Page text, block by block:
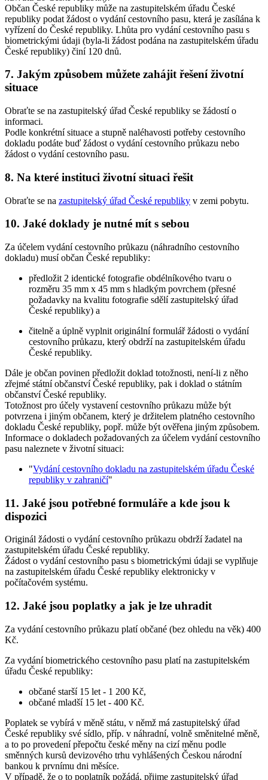
Občan České republiky může na zastupitelském úřadu České
republiky podat žádost o vydání cestovního pasu, která je zasílána k
vyřízení do České republiky. Lhůta pro vydání cestovního pasu s
biometrickými údaji (byla-li žádost podána na zastupitelském úřadu
České republiky) činí 120 dnů.
7. Jakým způsobem můžete zahájit řešení životní
situace
Obraťte se na zastupitelský úřad České republiky se žádostí o
informaci.
Podle konkrétní situace a stupně naléhavosti potřeby cestovního
dokladu podáte buď žádost o vydání cestovního průkazu nebo
žádost o vydání cestovního pasu.
8. Na které instituci životní situaci řešit
Obraťte se na zastupitelský úřad České republiky v zemi pobytu.
10. Jaké doklady je nutné mít s sebou
Za účelem vydání cestovního průkazu (náhradního cestovního
dokladu) musí občan České republiky:
předložit 2 identické fotografie obdélníkového tvaru o
rozměru 35 mm x 45 mm s hladkým povrchem (přesné
požadavky na kvalitu fotografie sdělí zastupitelský úřad
České republiky) a
čitelně a úplně vyplnit originální formulář žádosti o vydání
cestovního průkazu, který obdrží na zastupitelském úřadu
České republiky.
Dále je občan povinen předložit doklad totožnosti, není-li z něho
zřejmé státní občanství České republiky, pak i doklad o státním
občanství České republiky.
Totožnost pro účely vystavení cestovního průkazu může být
potvrzena i jiným občanem, který je držitelem platného cestovního
dokladu České republiky, popř. může být ověřena jiným způsobem.
Informace o dokladech požadovaných za účelem vydání cestovního
pasu naleznete v životní situaci:
"Vydání cestovního dokladu na zastupitelském úřadu České
republiky v zahraničí"
11. Jaké jsou potřebné formuláře a kde jsou k
dispozici
Originál žádosti o vydání cestovního průkazu obdrží žadatel na
zastupitelském úřadu České republiky.
Žádost o vydání cestovního pasu s biometrickými údaji se vyplňuje
na zastupitelském úřadu České republiky elektronicky v
počítačovém systému.
12. Jaké jsou poplatky a jak je lze uhradit
Za vydání cestovního průkazu platí občané (bez ohledu na věk) 400
Kč.
Za vydání biometrického cestovního pasu platí na zastupitelském
úřadu České republiky:
občané starší 15 let - 1 200 Kč,
občané mladší 15 let - 400 Kč.
Poplatek se vybírá v měně státu, v němž má zastupitelský úřad
České republiky své sídlo, příp. v náhradní, volně směnitelné měně,
a to po provedení přepočtu české měny na cizí měnu podle
směnných kursů devizového trhu vyhlášených Českou národní
bankou k prvnímu dni měsíce.
V případě, že o to poplatník požádá, přijme zastupitelský úřad